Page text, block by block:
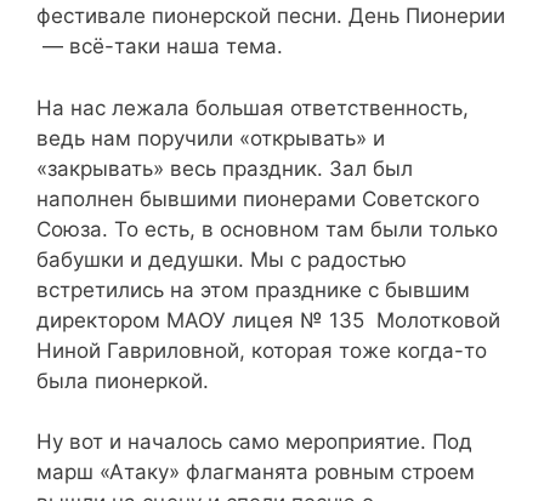
фестивале пионерской песни. День Пионерии
— всё-таки наша тема.
На нас лежала большая ответственность,
ведь нам поручили «открывать» и
«закрывать» весь праздник. Зал был
наполнен бывшими пионерами Советского
Союза. То есть, в основном там были только
бабушки и дедушки. Мы с радостью
встретились на этом празднике с бывшим
директором МАОУ лицея № 135 Молотковой
Ниной Гавриловной, которая тоже когда-то
была пионеркой.
Ну вот и началось само мероприятие. Под
марш «Атаку» флагманята ровным строем